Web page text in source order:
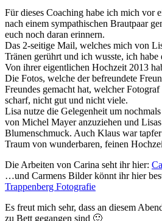
Für dieses Coaching habe ich mich vor
nach einem sympathischen Brautpaar
euch noch daran erinnern.
Das 2-seitige Mail, welches mich von
Tränen gerührt und ich wusste, ich habe
Von ihrer eigentlichen Hochzeit 2013
Die Fotos, welche der befreundete
Freundes gemacht hat, welcher
scharf, nicht gut und nicht viele.
Lisa nutze die Gelegenheit um
von Michel Mayer anzuziehen und
Blumenschmuck. Auch Klaus war
Traum von wunderbaren, feinen
Die Arbeiten von Carina seht ihr hier:
…und Carmens Bilder könnt ihr hier
Trappenberg Fotografie
Es freut mich sehr, dass an diesem
zu Bett gegangen sind 🙂